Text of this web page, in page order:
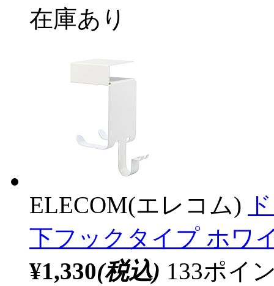
在庫あり
ELECOM(エレコム)
下フックタイプ ホワ
¥1,330(税込) 133ポイ